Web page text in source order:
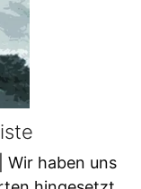
| Wir haben uns